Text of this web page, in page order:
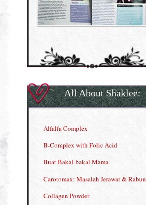
All About Shaklee:
Alfalfa Complex
B-Complex with Folic Acid
Buat Bakal-bakal Mama
Carotomax: Masalah Jerawat & Rabun
Collagen Powder